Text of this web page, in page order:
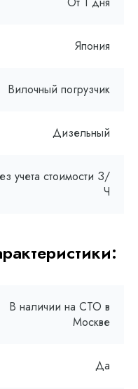
Япония
Вилочный погрузчик
Дизельный
учета стоимости З/
Ч
В наличии на СТО в
Москве
Да